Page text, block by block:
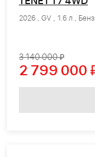
2026 , GV , 1.6 л ,
3 140 000 ₽
2 799 000